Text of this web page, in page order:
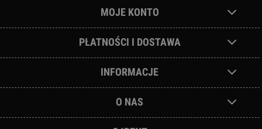
MOJE KONTO
PŁATNOŚCI I DOSTAWA
INFORMACJE
O NAS